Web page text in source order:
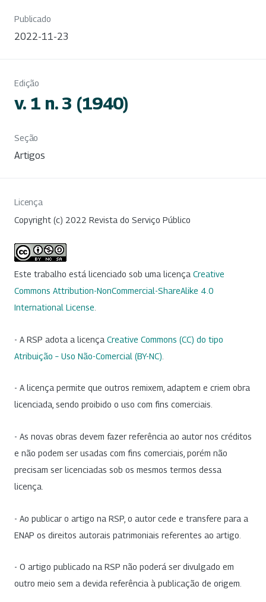
Publicado
2022-11-23
Edição
v. 1 n. 3 (1940)
Seção
Artigos
Licença
Copyright (c) 2022 Revista do Serviço Público
Este trabalho está licenciado sob uma licença Creative
Commons Attribution-NonCommercial-ShareAlike 4.0
International License
- A RSP adota a licença Creative Commons (CC) do tipo
Atribuição – Uso Não-Comercial (BY-NC)
- A licença permite que outros remixem, adaptem e criem obra
licenciada, sendo proibido o uso com fins comerciais.
- As novas obras devem fazer referência ao autor nos créditos
e não podem ser usadas com fins comerciais, porém não
precisam ser licenciadas sob os mesmos termos dessa
licença.
- Ao publicar o artigo na RSP, o autor cede e transfere para a
ENAP os direitos autorais patrimoniais referentes ao artigo.
- O artigo publicado na RSP não poderá ser divulgado em
outro meio sem a devida referência à publicação de origem.